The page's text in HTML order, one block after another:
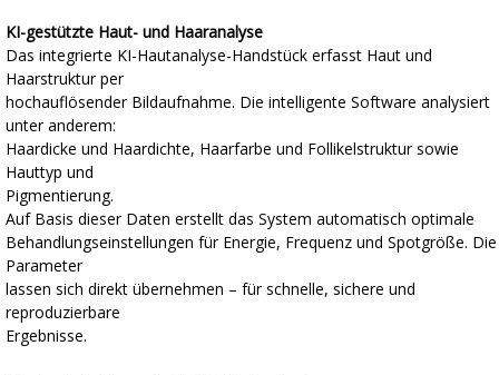
KI-gestützte Haut- und Haaranalyse
Das integrierte KI-Hautanalyse-Handstück erfasst Haut und
Haarstruktur per
hochauflösender Bildaufnahme. Die intelligente Software analysiert
unter anderem:
Haardicke und Haardichte, Haarfarbe und Follikelstruktur sowie
Hauttyp und
Pigmentierung.
Auf Basis dieser Daten erstellt das System automatisch optimale
Behandlungseinstellungen für Energie, Frequenz und Spotgröße. Die
Parameter
lassen sich direkt übernehmen – für schnelle, sichere und
reproduzierbare
Ergebnisse.